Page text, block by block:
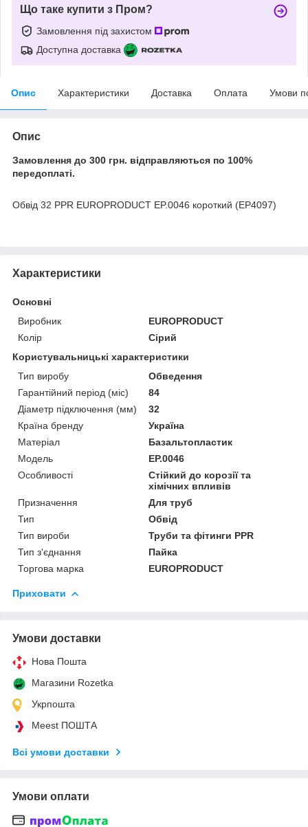
Що таке купити з Пром?
Замовлення під захистом
Доступна доставка
Опис Характеристики Доставка Оплата Умови
Опис
Замовлення до 300 грн. відправляються по 100%
передоплаті.
Обвід 32 PPR EUROPRODUCT EP.0046 короткий (EP4097)
Характеристики
Основні
Виробник
EUROPRODUCT
Колір
Сірий
Користувальницькі характеристики
Тип виробу
Обведення
Гарантійний період (міс)
84
Діаметр підключення (мм)
32
Країна бренду
Україна
Матеріал
Базальтопластик
Мoдель
EP.0046
Особливості
Стійкий до корозії та
хімічних впливів
Призначення
Для труб
Тип
Обвід
Тип вироби
Труби та фітинги PPR
Тип з'єднання
Пайка
Торгова марка
EUROPRODUCT
Приховати
Умови доставки
Нова Пошта
Магазини Rozetka
Укрпошта
Meest ПОШТА
Всі умови доставки
Умови оплати